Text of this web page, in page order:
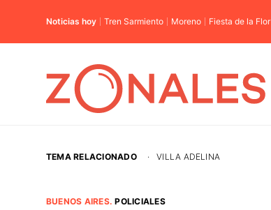
Noticias hoy Tren Sarmiento Moreno Fiesta de la Flor
TEMA RELACIONADO · VILLA ADELINA
BUENOS AIRES.POLICIALES